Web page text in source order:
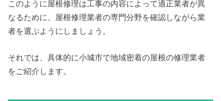
このように屋根修理は工事の内容によって適正業者が異
なるために、屋根修理業者の専門分野を確認しながら業
者を選ぶようにしましょう。
それでは、具体的に小城市で地域密着の屋根の修理業者
をご紹介します。